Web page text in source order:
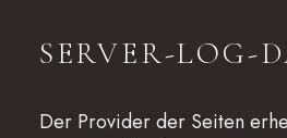
SERVER-LOG-
Der Provider der Seiten